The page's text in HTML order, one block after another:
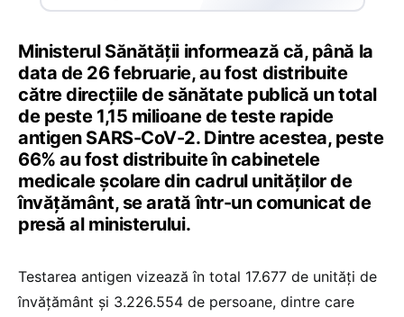
Ministerul Sănătății informează că, până la
data de 26 februarie, au fost distribuite
către direcțiile de sănătate publică un total
de peste 1,15 milioane de teste rapide
antigen SARS-CoV-2. Dintre acestea, peste
66% au fost distribuite în cabinetele
medicale școlare din cadrul unităților de
învățământ, se arată într-un comunicat de
presă al ministerului.
Testarea antigen vizează în total 17.677 de unități de
învățământ și 3.226.554 de persoane, dintre care